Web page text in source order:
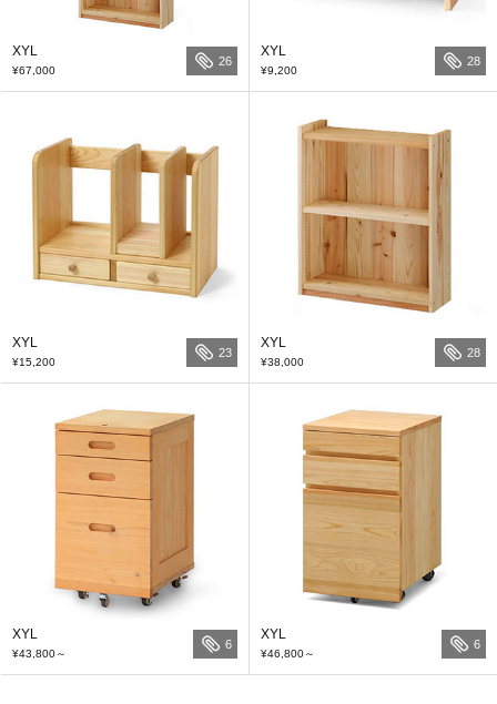
XYL
¥67,000
26
XYL
¥9,200
28
XYL
¥15,200
23
XYL
¥38,000
28
XYL
¥43,800～
6
XYL
¥46,800～
6